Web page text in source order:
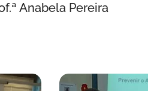
Anabela Pereira